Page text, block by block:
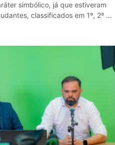
simbólico, já que estiveram
classificados em 1º, 2º e